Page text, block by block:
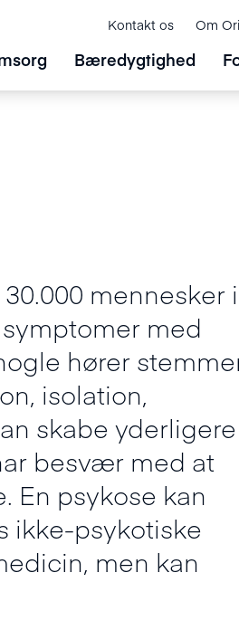
Kontakt os Om
Bæredygtighed
mennesker i
med
hører
isolation,
skabe yderligere
besvær med at
En psykose kan
ikke-psykotiske
men kan